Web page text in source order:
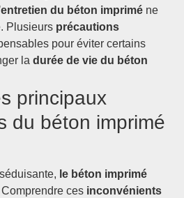
du béton imprimé ne
Plusieurs précautions
pour éviter certains
la durée de vie du béton
principaux
du béton imprimé
le béton imprimé
Comprendre ces inconvénients